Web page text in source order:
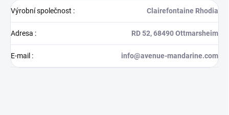
Výrobní společnost : Clairefontaine Rhodia
Adresa : RD 52, 68490 Ottmarsheim
E-mail : info@avenue-mandarine.com